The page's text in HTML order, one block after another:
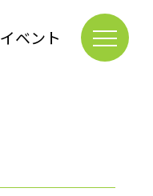
イベント